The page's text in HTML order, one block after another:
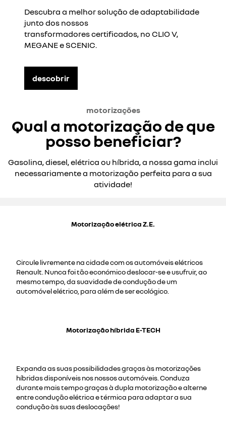
Descubra a melhor solução de adaptabilidade
junto dos nossos
transformadorescertificados, no CLIO V,
MEGANE e SCENIC.
descobrir
motorizações
Qual a motorização de que
posso beneficiar?
Gasolina, diesel, elétrica ou híbrida, a nossa gama inclui
necessariamente a motorização perfeita para a sua
atividade!
Motorização elétrica Z.E.
Circule livremente na cidade com os automóveis elétricos
Renault. Nunca foi tão económico deslocar-se e usufruir, ao
mesmo tempo, da suavidade de condução de um
automóvel elétrico, para além de ser ecológico.
Motorização híbrida E-TECH
Expanda as suas possibilidades graças às motorizações
híbridas disponíveis nos nossos automóveis. Conduza
durante mais tempo graças à dupla motorização e alterne
entre condução elétrica e térmica para adaptar a sua
condução às suas deslocações!